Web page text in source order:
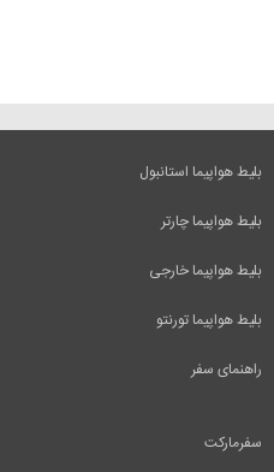
بلیط هواپیما استانبول
بلیط هواپیما چارتر
بلیط هواپیما خارجی
بلیط هواپیما تورنتو
راهنمای سفر
سفرمارکت